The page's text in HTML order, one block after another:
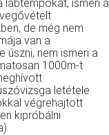
lábtempókat, ismeri a
de még nem
van a
úszni, nem ismeri a
1000m-t
letétele
végrehajtott
kipróbálni